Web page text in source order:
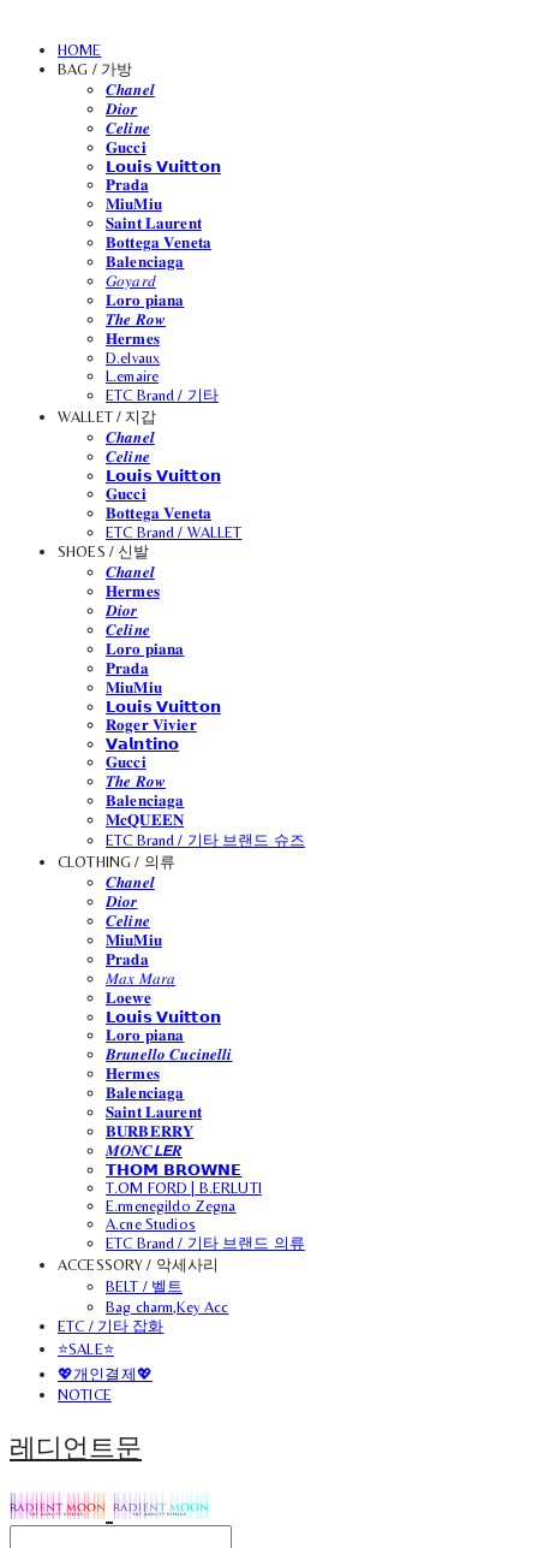
HOME
BAG / 가방
𝑪𝒉𝒂𝒏𝒆𝒍
𝑫𝒊𝒐𝒓
𝑪𝒆𝒍𝒊𝒏𝒆
𝐆𝐮𝐜𝐜𝐢
𝗟𝗼𝘂𝗶𝘀 𝗩𝘂𝗶𝘁𝘁𝗼𝗻
𝐏𝐫𝐚𝐝𝐚
𝐌𝐢𝐮𝐌𝐢𝐮
𝐒𝐚𝐢𝐧𝐭 𝐋𝐚𝐮𝐫𝐞𝐧𝐭
𝐁𝐨𝐭𝐭𝐞𝐠𝐚 𝐕𝐞𝐧𝐞𝐭𝐚
𝐁𝐚𝐥𝐞𝐧𝐜𝐢𝐚𝐠𝐚
𝐺𝑜𝑦𝑎𝑟𝑑
𝐋𝐨𝐫𝐨 𝐩𝐢𝐚𝐧𝐚
𝑻𝒉𝒆 𝑹𝒐𝒘
𝐇𝐞𝐫𝐦𝐞𝐬
D.elvaux
L.emaire
ETC Brand / 기타
WALLET / 지갑
𝑪𝒉𝒂𝒏𝒆𝒍
𝑪𝒆𝒍𝒊𝒏𝒆
𝗟𝗼𝘂𝗶𝘀 𝗩𝘂𝗶𝘁𝘁𝗼𝗻
𝐆𝐮𝐜𝐜𝐢
𝐁𝐨𝐭𝐭𝐞𝐠𝐚 𝐕𝐞𝐧𝐞𝐭𝐚
ETC Brand / WALLET
SHOES / 신발
𝑪𝒉𝒂𝒏𝒆𝒍
𝐇𝐞𝐫𝐦𝐞𝐬
𝑫𝒊𝒐𝒓
𝑪𝒆𝒍𝒊𝒏𝒆
𝐋𝐨𝐫𝐨 𝐩𝐢𝐚𝐧𝐚
𝐏𝐫𝐚𝐝𝐚
𝐌𝐢𝐮𝐌𝐢𝐮
𝗟𝗼𝘂𝗶𝘀 𝗩𝘂𝗶𝘁𝘁𝗼𝗻
𝐑𝐨𝐠𝐞𝐫 𝐕𝐢𝐯𝐢𝐞𝐫
𝗩𝗮𝗹𝗻𝘁𝗶𝗻𝗼
𝐆𝐮𝐜𝐜𝐢
𝑻𝒉𝒆 𝑹𝒐𝒘
𝐁𝐚𝐥𝐞𝐧𝐜𝐢𝐚𝐠𝐚
𝐌𝐜𝐐𝐔𝐄𝐄𝐍
ETC Brand / 기타 브랜드 슈즈
CLOTHING / 의류
𝑪𝒉𝒂𝒏𝒆𝒍
𝑫𝒊𝒐𝒓
𝑪𝒆𝒍𝒊𝒏𝒆
𝐌𝐢𝐮𝐌𝐢𝐮
𝐏𝐫𝐚𝐝𝐚
𝑀𝑎𝑥 𝑀𝑎𝑟𝑎
𝐋𝐨𝐞𝐰𝐞
𝗟𝗼𝘂𝗶𝘀 𝗩𝘂𝗶𝘁𝘁𝗼𝗻
𝐋𝐨𝐫𝐨 𝐩𝐢𝐚𝐧𝐚
𝑩𝒓𝒖𝒏𝒆𝒍𝒍𝒐 𝑪𝒖𝒄𝒊𝒏𝒆𝒍𝒍𝒊
𝐇𝐞𝐫𝐦𝐞𝐬
𝐁𝐚𝐥𝐞𝐧𝐜𝐢𝐚𝐠𝐚
𝐒𝐚𝐢𝐧𝐭 𝐋𝐚𝐮𝐫𝐞𝐧𝐭
𝐁𝐔𝐑𝐁𝐄𝐑𝐑𝐘
𝑴𝑶𝑵𝑪𝙇𝙀𝑹
𝗧𝗛𝗢𝗠 𝗕𝗥𝗢𝗪𝗡𝗘
T.OM FORD | B.ERLUTI
E.rmenegildo Zegna
A.cne Studios
ETC Brand / 기타 브랜드 의류
ACCESSORY / 악세사리
BELT / 벨트
Bag charm,Key Acc
ETC / 기타 잡화
⭐SALE⭐
💖개인결제💖
NOTICE
레디언트문